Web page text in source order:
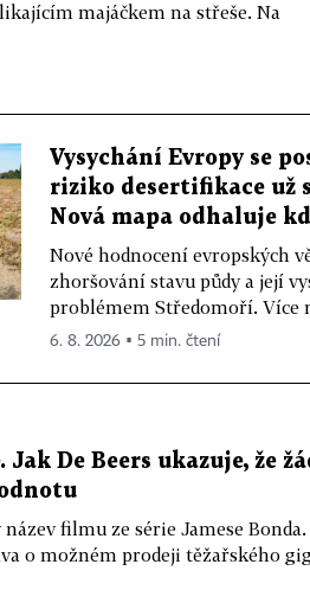
majáčkem na střeše. Na
Vysychání Evropy se
riziko desertifikace už
Nová mapa odhaluje
Nové hodnocení evropských
zhoršování stavu půdy a její
problémem Středomoří. Více
6. 8. 2026 ▪ 5 min. čtení
De Beers ukazuje, že
filmu ze série Jamese
o možném prodeji těžařského